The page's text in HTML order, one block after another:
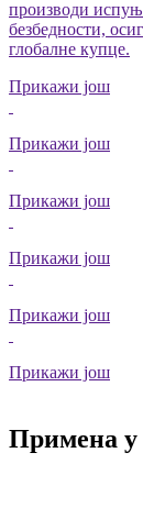
производи
безбедности,
глобалне купце.
Прикажи још
Прикажи још
Прикажи још
Прикажи још
Прикажи још
Прикажи још
Примена у